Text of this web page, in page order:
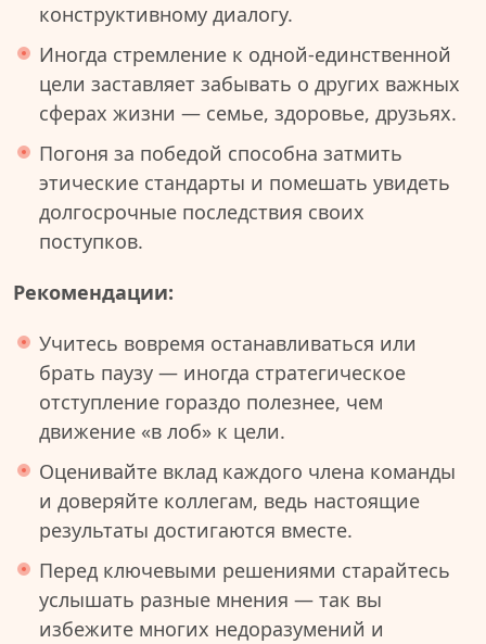
конструктивному диалогу.
Иногда стремление к одной-единственной
цели заставляет забывать о других важных
сферах жизни — семье, здоровье, друзьях.
Погоня за победой способна затмить
этические стандарты и помешать увидеть
долгосрочные последствия своих
поступков.
Рекомендации:
Учитесь вовремя останавливаться или
брать паузу — иногда стратегическое
отступление гораздо полезнее, чем
движение «в лоб» к цели.
Оценивайте вклад каждого члена команды
и доверяйте коллегам, ведь настоящие
результаты достигаются вместе.
Перед ключевыми решениями старайтесь
услышать разные мнения — так вы
избежите многих недоразумений и